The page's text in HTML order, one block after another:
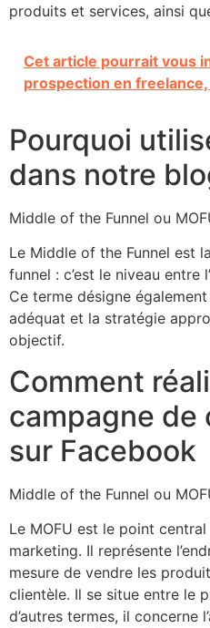
produits et services, ainsi
Cet article pourrait vous
prospection en
Pourquoi
dans notre
Middle of the Funnel ou
Le Middle of the Funnel est
funnel : c’est le niveau entre
Ce terme désigne
adéquat et la stratégie
objectif.
Comment
campagne de
sur Facebook
Middle of the Funnel ou
Le MOFU est le point
marketing. Il représente
mesure de vendre les
clientèle. Il se situe entre le
d’autres termes, il concerne